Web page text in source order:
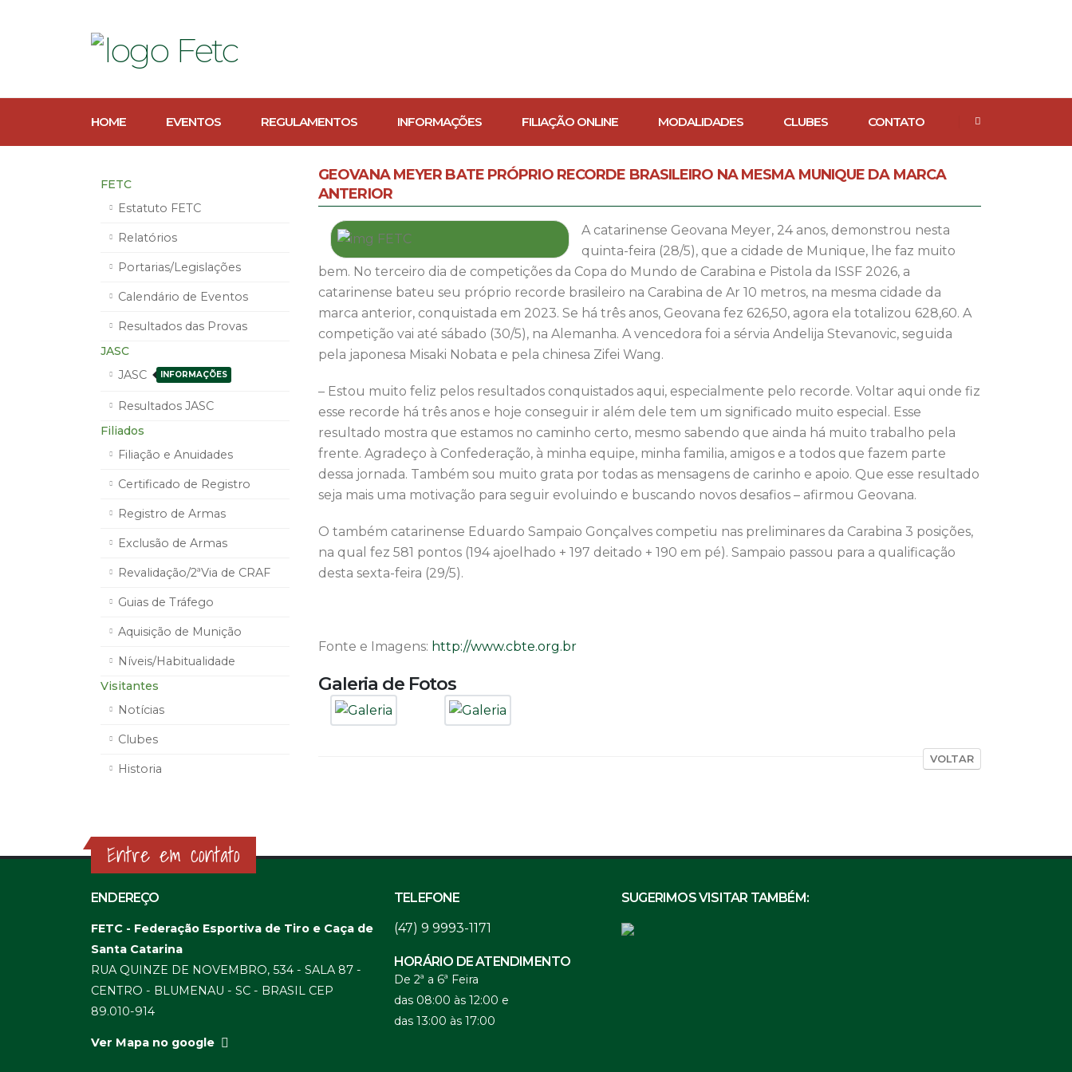
HOME EVENTOS REGULAMENTOS INFORMAÇÕES FILIAÇÃO ONLINE MODALIDADES CLUBES CONTATO
FETC
Estatuto FETC
Relatórios
Portarias/Legislações
Calendário de Eventos
Resultados das Provas
JASC
JASC
INFORMAÇÕES
Resultados JASC
Filiados
Filiação e Anuidades
Certificado de Registro
Registro de Armas
Exclusão de Armas
Revalidação/2ªVia de CRAF
Guias de Tráfego
Aquisição de Munição
Níveis/Habitualidade
Visitantes
Notícias
Clubes
Historia
GEOVANA MEYER BATE PRÓPRIO RECORDE BRASILEIRO NA MESMA MUNIQUE DA MARCA
ANTERIOR
A catarinense Geovana Meyer, 24 anos, demonstrou nesta
quinta-feira (28/5), que a cidade de Munique, lhe faz muito
bem. No terceiro dia de competições da Copa do Mundo de Carabina e Pistola da ISSF 2026, a
catarinense bateu seu próprio recorde brasileiro na Carabina de Ar 10 metros, na mesma cidade da
marca anterior, conquistada em 2023. Se há três anos, Geovana fez 626,50, agora ela totalizou 628,60. A
competição vai até sábado (30/5), na Alemanha. A vencedora foi a sérvia Andelija Stevanovic, seguida
pela japonesa Misaki Nobata e pela chinesa Zifei Wang.
– Estou muito feliz pelos resultados conquistados aqui, especialmente pelo recorde. Voltar aqui onde fiz
esse recorde há três anos e hoje conseguir ir além dele tem um significado muito especial. Esse
resultado mostra que estamos no caminho certo, mesmo sabendo que ainda há muito trabalho pela
frente. Agradeço à Confederação, à minha equipe, minha familia, amigos e a todos que fazem parte
dessa jornada. Também sou muito grata por todas as mensagens de carinho e apoio. Que esse resultado
seja mais uma motivação para seguir evoluindo e buscando novos desafios – afirmou Geovana.
O também catarinense Eduardo Sampaio Gonçalves competiu nas preliminares da Carabina 3 posições,
na qual fez 581 pontos (194 ajoelhado + 197 deitado + 190 em pé). Sampaio passou para a qualificação
desta sexta-feira (29/5).
Fonte e Imagens: http://www.cbte.org.br
Galeria de Fotos
VOLTAR
Entre em contato
ENDEREÇO
FETC - Federação Esportiva de Tiro e Caça de
Santa Catarina
RUA QUINZE DE NOVEMBRO, 534 - SALA 87 -
CENTRO - BLUMENAU - SC - BRASIL CEP
89.010-914
Ver Mapa no google
TELEFONE
(47) 9 9993-1171
HORÁRIO DE ATENDIMENTO
De 2ª a 6ª Feira
das 08:00 às 12:00 e
das 13:00 às 17:00
SUGERIMOS VISITAR TAMBÉM: